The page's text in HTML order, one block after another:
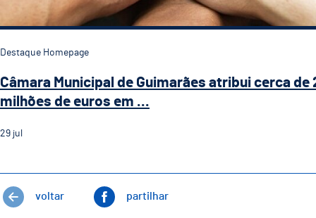
Destaque Homepage
Câmara Municipal de Guimarães atribui cerca de
milhões de euros em ...
29 jul
voltar partilhar